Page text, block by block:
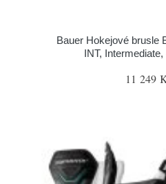
Bauer Hokejové brusle
INT,
11 249